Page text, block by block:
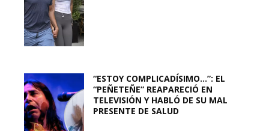
“ESTOY COMPLICADÍSIMO…”: EL
“PEÑETEÑE” REAPARECIÓ EN
TELEVISIÓN Y HABLÓ DE SU MAL
PRESENTE DE SALUD